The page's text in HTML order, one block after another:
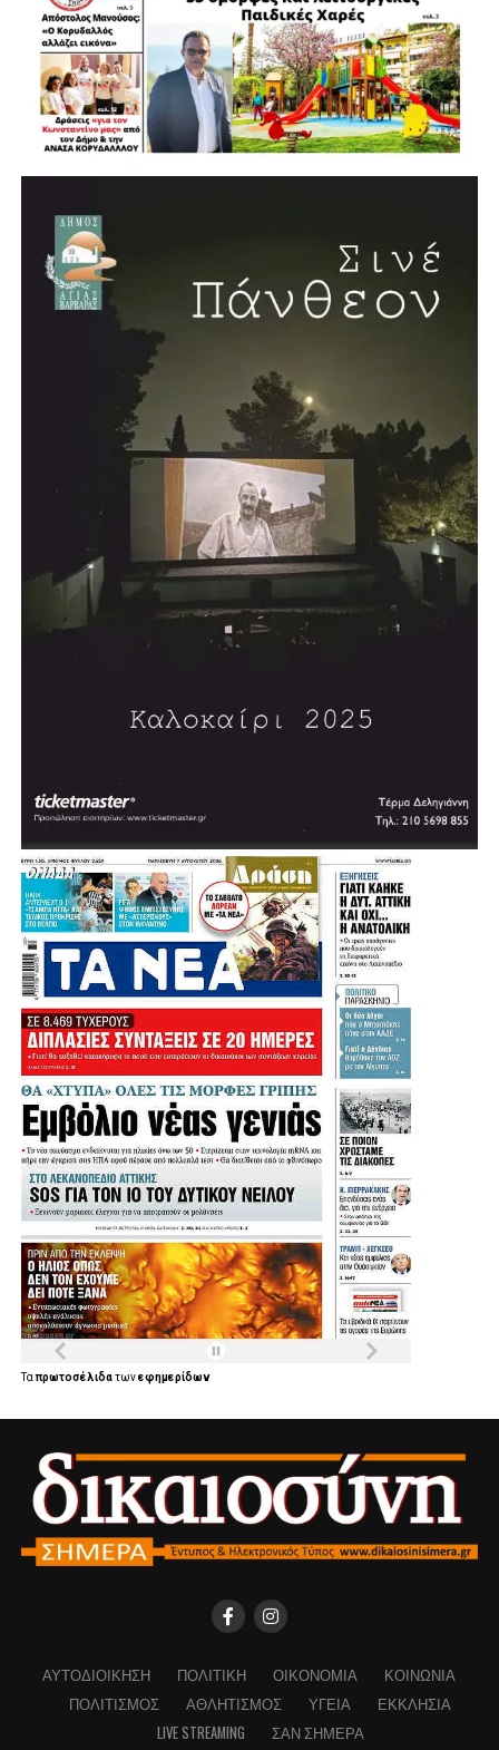
Ταπρωτοσέλιδατωνεφημερίδων
ΑΥΤΟΔΙΟΊΚΗΣΗ ΠΟΛΙΤΙΚΉ ΟΙΚΟΝΟΜΊΑ
ΚΟΙΝΩΝΊΑ
ΠΟΛΙΤΙΣΜΌΣ
ΑΘΛΗΤΙΣΜΌΣ ΥΓΕΊΑ
ΕΚΚΛΗΣΊΑ
LIVE STREAMING
ΣΑΝ ΣΉΜΕΡΑ